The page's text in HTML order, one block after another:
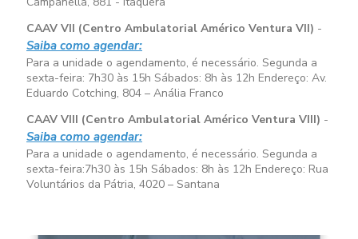
CAAV VII (Centro Ambulatorial Américo Ventura VII) -
Saiba como agendar:
Para a unidade o agendamento, é necessário. Segunda a
sexta-feira: 7h30 às 15h Sábados: 8h às 12h Endereço: Av.
Eduardo Cotching, 804 – Anália Franco
CAAV VIII (Centro Ambulatorial Américo Ventura VIII) -
Saiba como agendar:
Para a unidade o agendamento, é necessário. Segunda a
sexta-feira:7h30 às 15h Sábados: 8h às 12h Endereço: Rua
Voluntários da Pátria, 4020 – Santana